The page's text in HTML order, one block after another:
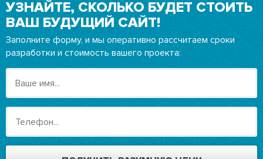
УЗНАЙТЕ, СКОЛЬКО БУДЕТ СТОИТЬ
ВАШ БУДУЩИЙ САЙТ!
Заполните форму, и мы оперативно рассчитаем сроки
разработки и стоимость вашего проекта: